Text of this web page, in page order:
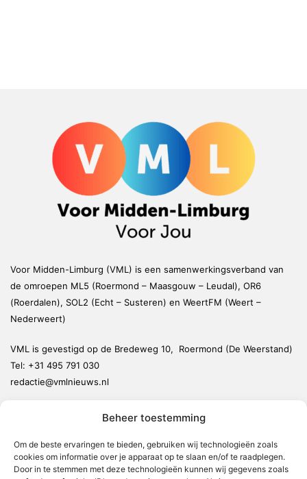
Beheer toestemming
Om de beste ervaringen te bieden, gebruiken wij technologieën zoals
cookies om informatie over je apparaat op te slaan en/of te raadplegen.
Door in te stemmen met deze technologieën kunnen wij gegevens zoals
Voor Midden-Limburg (VML) is een samenwerkingsverband van
de omroepen ML5 (Roermond – Maasgouw – Leudal), OR6
(Roerdalen), SOL2 (Echt – Susteren) en WeertFM (Weert –
Nederweert)
VML is gevestigd op de Bredeweg 10, Roermond (De Weerstand)
Tel: +31 495 791 030
redactie@vmlnieuws.nl
Leudal